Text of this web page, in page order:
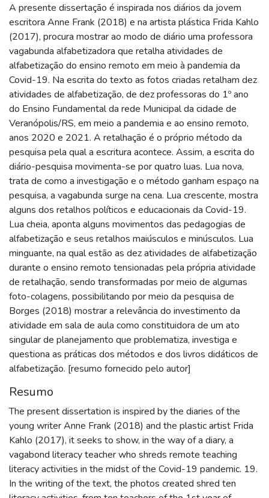
A presente dissertação é inspirada nos diários da jovem
escritora Anne Frank (2018) e na artista plástica Frida Kahlo
(2017), procura mostrar ao modo de diário uma professora
vagabunda alfabetizadora que retalha atividades de
alfabetização do ensino remoto em meio à pandemia da
Covid-19. Na escrita do texto as fotos criadas retalham dez
atividades de alfabetização, de dez professoras do 1º ano
do Ensino Fundamental da rede Municipal da cidade de
Veranópolis/RS, em meio a pandemia e ao ensino remoto,
anos 2020 e 2021. A retalhação é o próprio método da
pesquisa pela qual a escritura acontece. Assim, a escrita do
diário-pesquisa movimenta-se por quatro luas. Lua nova,
trata de como a investigação e o método ganham espaço na
pesquisa, a vagabunda surge na cena. Lua crescente, mostra
alguns dos retalhos políticos e educacionais da Covid-19.
Lua cheia, aponta alguns movimentos das pedagogias de
alfabetização e seus retalhos maiúsculos e minúsculos. Lua
minguante, na qual estão as dez atividades de alfabetização
durante o ensino remoto tensionadas pela própria atividade
de retalhação, sendo transformadas por meio de algumas
foto-colagens, possibilitando por meio da pesquisa de
Borges (2018) mostrar a relevância do investimento da
atividade em sala de aula como constituidora de um ato
singular de planejamento que problematiza, investiga e
questiona as práticas dos métodos e dos livros didáticos de
alfabetização. [resumo fornecido pelo autor]
Resumo
The present dissertation is inspired by the diaries of the
young writer Anne Frank (2018) and the plastic artist Frida
Kahlo (2017), it seeks to show, in the way of a diary, a
vagabond literacy teacher who shreds remote teaching
literacy activities in the midst of the Covid-19 pandemic. 19.
In the writing of the text, the photos created shred ten